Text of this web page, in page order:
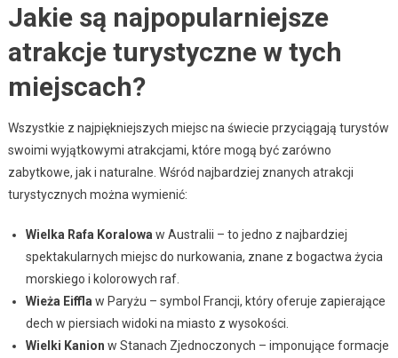
Jakie są najpopularniejsze
atrakcje turystyczne w tych
miejscach?
Wszystkie z najpiękniejszych miejsc na świecie przyciągają turystów
swoimi wyjątkowymi atrakcjami, które mogą być zarówno
zabytkowe, jak i naturalne. Wśród najbardziej znanych atrakcji
turystycznych można wymienić:
Wielka Rafa Koralowa w Australii – to jedno z najbardziej
spektakularnych miejsc do nurkowania, znane z bogactwa życia
morskiego i kolorowych raf.
Wieża Eiffla w Paryżu – symbol Francji, który oferuje zapierające
dech w piersiach widoki na miasto z wysokości.
Wielki Kanion w Stanach Zjednoczonych – imponujące formacje